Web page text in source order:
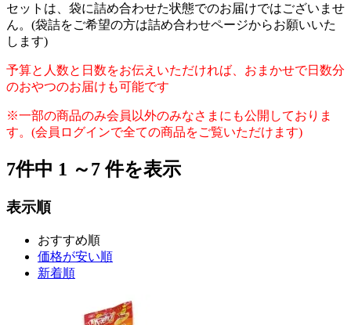
セットは、袋に詰め合わせた状態でのお届けではございませ
ん。(袋詰をご希望の方は詰め合わせページからお願いいた
します)
予算と人数と日数をお伝えいただければ、おまかせで日数分
のおやつのお届けも可能です
※一部の商品のみ会員以外のみなさまにも公開しておりま
す。(会員ログインで全ての商品をご覧いただけます)
7件中 1 ～7件を表示
表示順
おすすめ順
価格が安い順
新着順